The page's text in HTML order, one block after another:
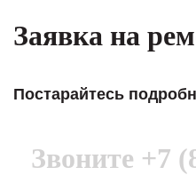
Заявка на
Постарайтесь
Звоните +7